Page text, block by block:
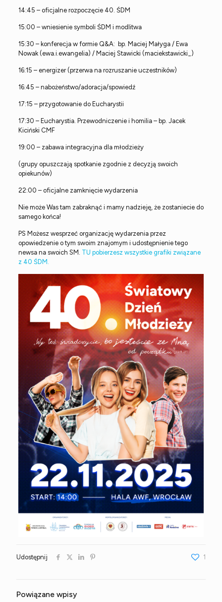
14:45 – oficjalne rozpoczęcie 40. ŚDM
15:00 – wniesienie symboli ŚDM i modlitwa
15:30 – konferecja w formie Q&A: bp. Maciej Małyga / Ewa
Nowak (ewa.i.ewangelia) / Maciej Stawicki (maciekstawicki_)
16:15 – energizer (przerwa na rozruszanie uczestników)
16:45 – nabożeństwo/adoracja/spowiedź
17:15 – przygotowanie do Eucharystii
17:30 – Eucharystia. Przewodniczenie i homilia – bp. Jacek
Kiciński CMF
19:00 – zabawa integracyjna dla młodzieży
(grupy opuszczają spotkanie zgodnie z decyzją swoich
opiekunów)
22:00 – oficjalne zamknięcie wydarzenia
Nie może Was tam zabraknąć i mamy nadzieję, że zostaniecie do
samego końca!
PS Możesz wesprzeć organizację wydarzenia przez
opowiedzenie o tym swoim znajomym i udostępnienie tego
newsa na swoich SM. TU pobierzesz wszystkie grafiki związane
z 40 ŚDM.
Udostępnij 1
Powiązane wpisy